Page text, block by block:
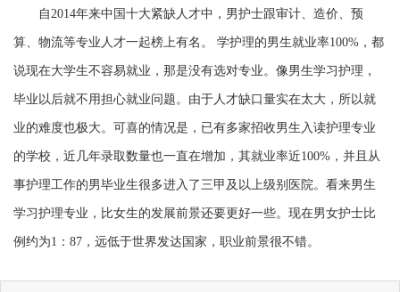
自2014年来中国十大紧缺人才中，男护士跟审计、造价、预
算、物流等专业人才一起榜上有名。 学护理的男生就业率100%，都
说现在大学生不容易就业，那是没有选对专业。像男生学习护理，
毕业以后就不用担心就业问题。由于人才缺口量实在太大，所以就
业的难度也极大。可喜的情况是，已有多家招收男生入读护理专业
的学校，近几年录取数量也一直在增加，其就业率近100%，并且从
事护理工作的男毕业生很多进入了三甲及以上级别医院。看来男生
学习护理专业，比女生的发展前景还要更好一些。现在男女护士比
例约为1：87，远低于世界发达国家，职业前景很不错。